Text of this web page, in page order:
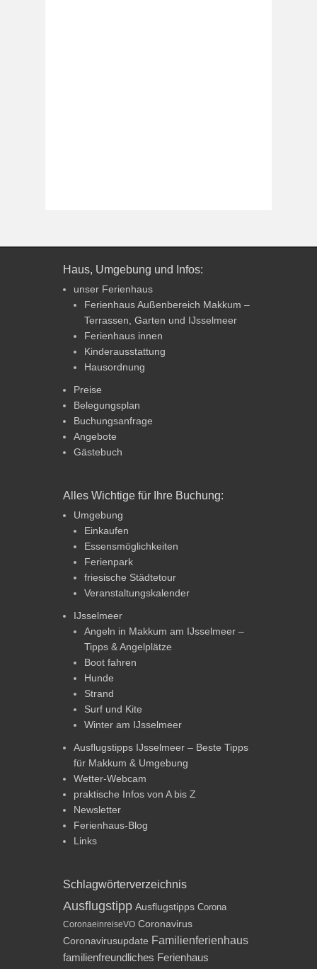
Haus, Umgebung und Infos:
unser Ferienhaus
Ferienhaus Außenbereich Makkum –
Terrassen, Garten und IJsselmeer
Ferienhaus innen
Kinderausstattung
Hausordnung
Preise
Belegungsplan
Buchungsanfrage
Angebote
Gästebuch
Alles Wichtige für Ihre Buchung:
Umgebung
Einkaufen
Essensmöglichkeiten
Ferienpark
friesische Städtetour
Veranstaltungskalender
IJsselmeer
Angeln in Makkum am IJsselmeer –
Tipps & Angelplätze
Boot fahren
Hunde
Strand
Surf und Kite
Winter am IJsselmeer
Ausflugstipps IJsselmeer – Beste Tipps
für Makkum & Umgebung
Wetter-Webcam
praktische Infos von A bis Z
Newsletter
Ferienhaus-Blog
Links
Schlagwörterverzeichnis
Ausflugstipp Ausflugstipps Corona
CoronaeinreiseVO Coronavirus
Coronavirusupdate Familienferienhaus
familienfreundliches Ferienhaus